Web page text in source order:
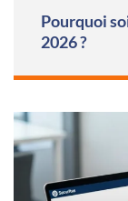
Pourquoi
2026 ?